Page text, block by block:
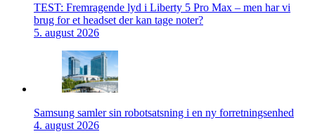
TEST: Fremragende lyd i Liberty 5 Pro Max – men har vi
brug for et headset der kan tage noter?
5. august 2026
Samsung samler sin robotsatsning i en ny forretningsenhed
4. august 2026